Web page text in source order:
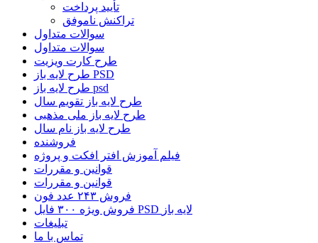
تأیید پرداخت
تراکنش ناموفق
سوالات متداول
سوالات متداول
طرح کارت ویزیت
طرح لایه باز PSD
طرح لایه باز psd
طرح لایه باز تقویم سال
طرح لایه باز ملی مذهبی
طرح لایه باز نام سال
فروشنده
فیلم آموزش افتر افکت و پروژه
قوانین و مقررات
قوانین و مقررات
فروش ۲۴۳ عدد فون
فروش ویژه ۳۰۰ فایل PSD لایه باز
تبلیغات
تماس با ما